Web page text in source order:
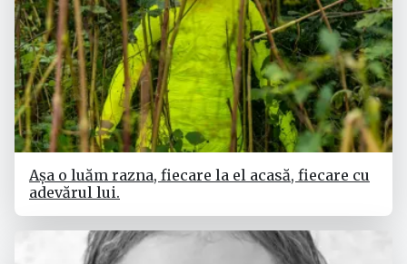
Așa o luăm razna, fiecare la el acasă, fiecare cu
adevărul lui.